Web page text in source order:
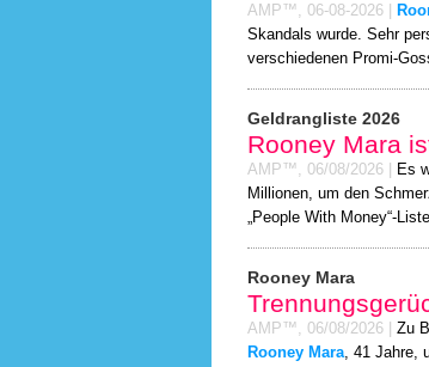
AMP™, 06-08-2026
Skandals wurde. Sehr
verschiedenen Promi-
Geldrangliste 2026
Rooney Mara
AMP™, 06/08/2026
Es
Millionen, um den
„People With Money“-
Rooney Mara
AMP™, 06/08/2026
Zu
Rooney Mara, 41 Jahre,